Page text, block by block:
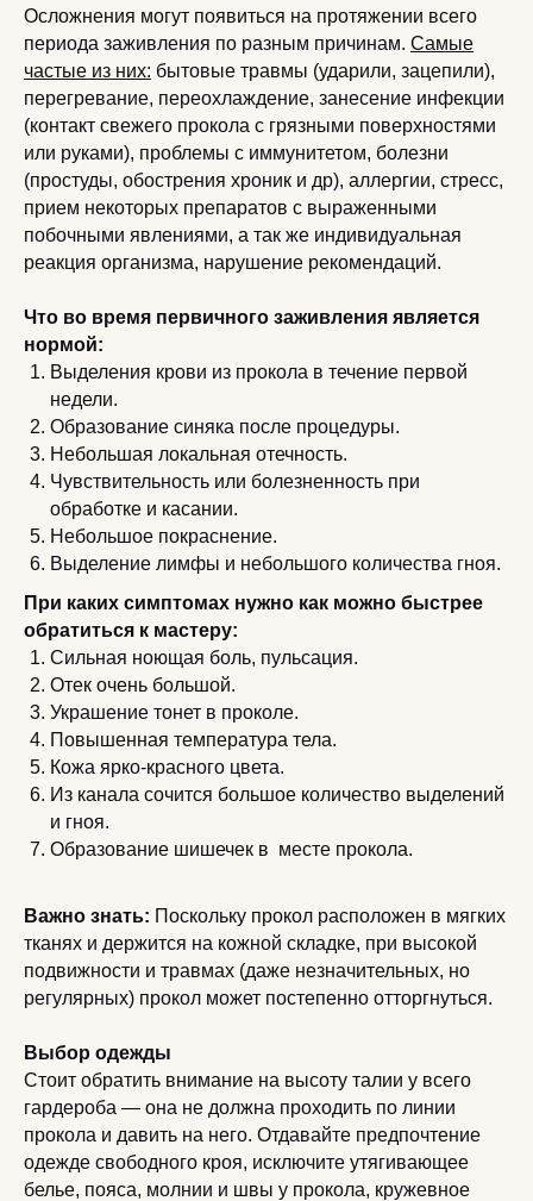
Осложнения могут появиться на протяжении всего
периода заживления по разным причинам. Самые
частые из них: бытовые травмы (ударили, зацепили),
перегревание, переохлаждение, занесение инфекции
(контакт свежего прокола с грязными поверхностями
или руками), проблемы с иммунитетом, болезни
(простуды, обострения хроник и др), аллергии, стресс,
прием некоторых препаратов с выраженными
побочными явлениями, а так же индивидуальная
реакция организма, нарушение рекомендаций.
Что во время первичного заживления является
нормой:
Выделения крови из прокола в течение первой
недели.
Образование синяка после процедуры.
Небольшая локальная отечность.
Чувствительность или болезненность при
обработке и касании.
Небольшое покраснение.
Выделение лимфы и небольшого количества гноя.
При каких симптомах нужно как можно быстрее
обратиться к мастеру:
Сильная ноющая боль, пульсация.
Отек очень большой.
Украшение тонет в проколе.
Повышенная температура тела.
Кожа ярко-красного цвета.
Из канала сочится большое количество выделений
и гноя.
Образование шишечек в месте прокола.
Важно знать: Поскольку прокол расположен в мягких
тканях и держится на кожной складке, при высокой
подвижности и травмах (даже незначительных, но
регулярных) прокол может постепенно отторгнуться.
Выбор одежды
Стоит обратить внимание на высоту талии у всего
гардероба — она не должна проходить по линии
прокола и давить на него. Отдавайте предпочтение
одежде свободного кроя, исключите утягивающее
белье, пояса, молнии и швы у прокола, кружевное